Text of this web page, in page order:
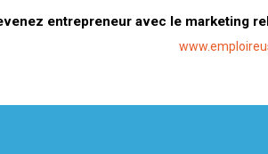
entrepreneur avec le marketing